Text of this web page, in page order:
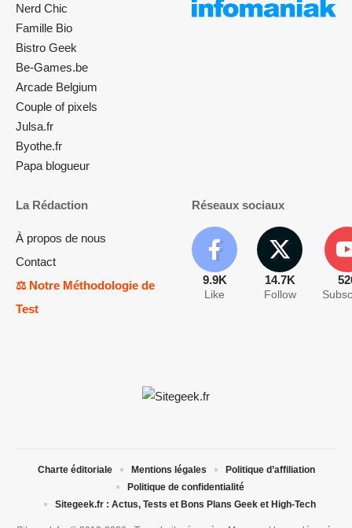
Nerd Chic
Famille Bio
Bistro Geek
Be-Games.be
Arcade Belgium
Couple of pixels
Julsa.fr
Byothe.fr
Papa blogueur
La Rédaction
À propos de nous
Contact
⚖️ Notre Méthodologie de
Test
Réseaux sociaux
9.9K
Like
14.7K
Follow
Charte éditoriale Mentions légales
Politique d’affiliation
Politique de confidentialité
Sitegeek.fr : Actus, Tests et Bons Plans Geek et High-Tech